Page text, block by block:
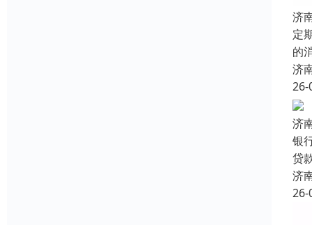
济
定
的
济
26-
济
银
贷
济
26-